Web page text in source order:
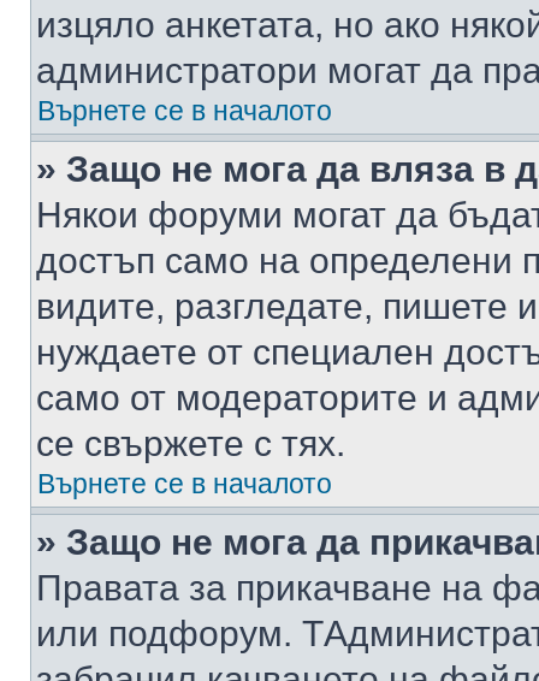
изцяло анкетата, но ако
администратори могат да
Върнете се в началото
» Защо не мога да вляза в
Някои форуми могат да
достъп само на определени
видите, разгледате, пишете
нуждаете от специален
само от модераторите и
се свържете с тях.
Върнете се в началото
» Защо не мога да
Правата за прикачване на
или подфорум.